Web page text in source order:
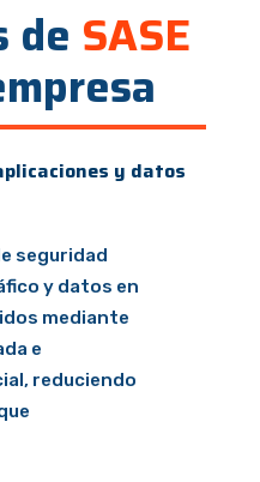
de SASE
y datos
seguridad
y datos en
mediante
e
reduciendo